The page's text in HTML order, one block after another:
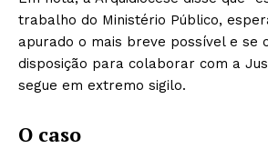
trabalho do Ministério Público,
apurado o mais breve possível e se
disposição para colaborar com a
segue em extremo sigilo.
O caso